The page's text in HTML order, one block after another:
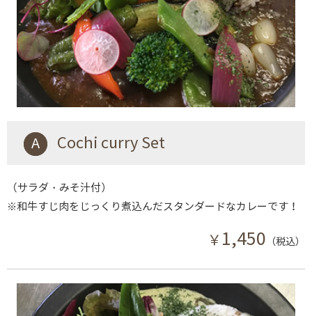
A Cochi curry Set
（サラダ・みそ汁付）
※和牛すじ肉をじっくり煮込んだスタンダードなカレーです！
￥ 1,450 （税込）